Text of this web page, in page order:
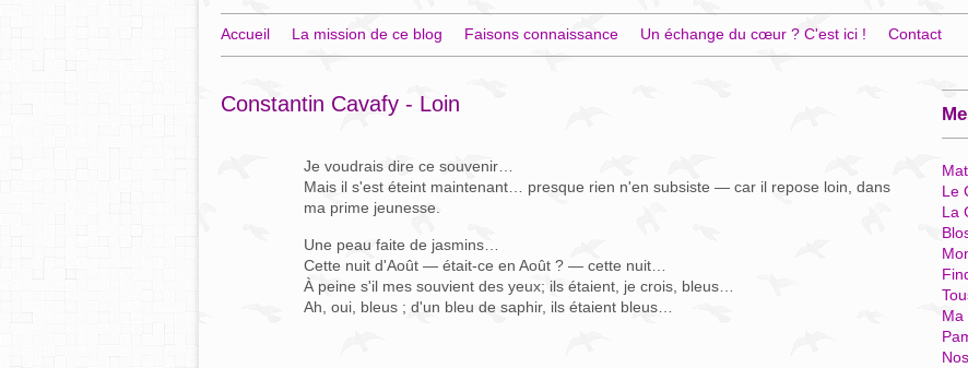
Accueil La mission de ce blog Faisons connaissance Un échange du cœur ? C'est ici ! Contact
Constantin Cavafy - Loin
Je voudrais dire ce souvenir…
Mais il s'est éteint maintenant… presque rien n'en subsiste — car il repose loin, dans
ma prime jeunesse.
Une peau faite de jasmins…
Cette nuit d'Août — était-ce en Août ? — cette nuit…
À peine s'il mes souvient des yeux; ils étaient, je crois, bleus…
Ah, oui, bleus ; d'un bleu de saphir, ils étaient bleus…
Le
La
Ma